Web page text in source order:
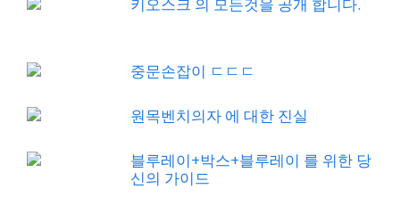
중문손잡이 ㄷㄷㄷ
원목벤치의자 에 대한 진실
블루레이+박스+블루레이 를 위한 당
신의 가이드